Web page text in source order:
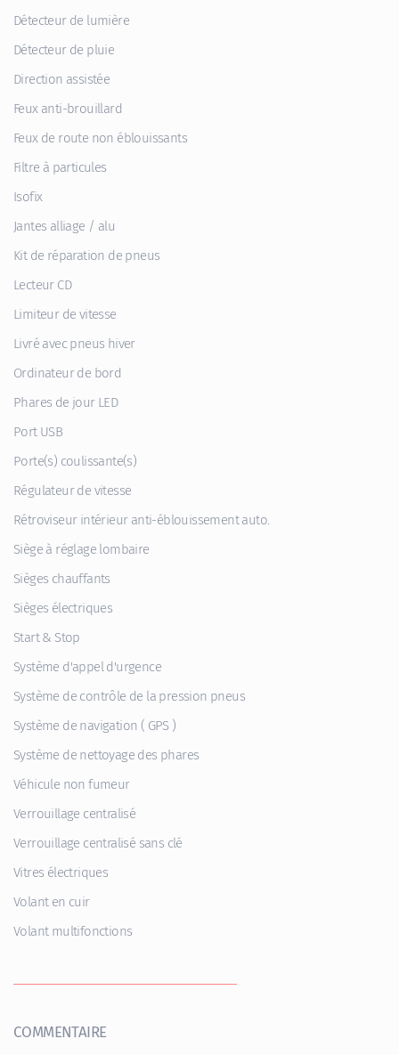
Détecteur de lumière
Détecteur de pluie
Direction assistée
Feux anti-brouillard
Feux de route non éblouissants
Filtre à particules
Isofix
Jantes alliage / alu
Kit de réparation de pneus
Lecteur CD
Limiteur de vitesse
Livré avec pneus hiver
Ordinateur de bord
Phares de jour LED
Port USB
Porte(s) coulissante(s)
Régulateur de vitesse
Rétroviseur intérieur anti-éblouissement auto.
Siège à réglage lombaire
Sièges chauffants
Sièges électriques
Start & Stop
Système d'appel d'urgence
Système de contrôle de la pression pneus
Système de navigation ( GPS )
Système de nettoyage des phares
Véhicule non fumeur
Verrouillage centralisé
Verrouillage centralisé sans clé
Vitres électriques
Volant en cuir
Volant multifonctions
COMMENTAIRE